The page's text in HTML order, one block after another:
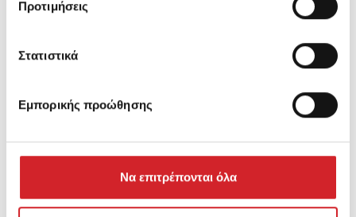
Προτιμήσεις
Στατιστικά
Εμπορικής προώθησης
Να επιτρέπονται όλα